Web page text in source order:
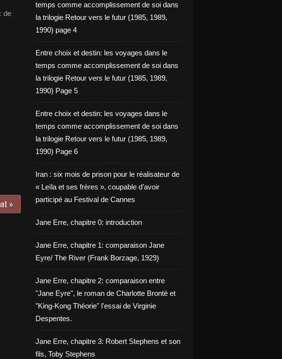
de
»
temps comme accomplissement de soi dans
la trilogie Retour vers le futur (1985, 1989,
1990) page 4
Entre choix et destin: les voyages dans le
temps comme accomplissement de soi dans
la trilogie Retour vers le futur (1985, 1989,
1990) Page 5
Entre choix et destin: les voyages dans le
temps comme accomplissement de soi dans
la trilogie Retour vers le futur (1985, 1989,
1990) Page 6
Iran : six mois de prison pour le réalisateur de
« Leïla et ses frères », coupable d’avoir
participé au Festival de Cannes
Jane Erre, chapitre 0: introduction
Jane Erre, chapitre 1: comparaison Jane
Eyre/ The River (Frank Borzage, 1929)
Jane Erre, chapitre 2: comparaison entre
"Jane Eyre", le roman de Charlotte Brontë et
"King-Kong Théorie" l'essai de Virginie
Despentes.
Jane Erre, chapitre 3: Robert Stephens et son
fils, Toby Stephens